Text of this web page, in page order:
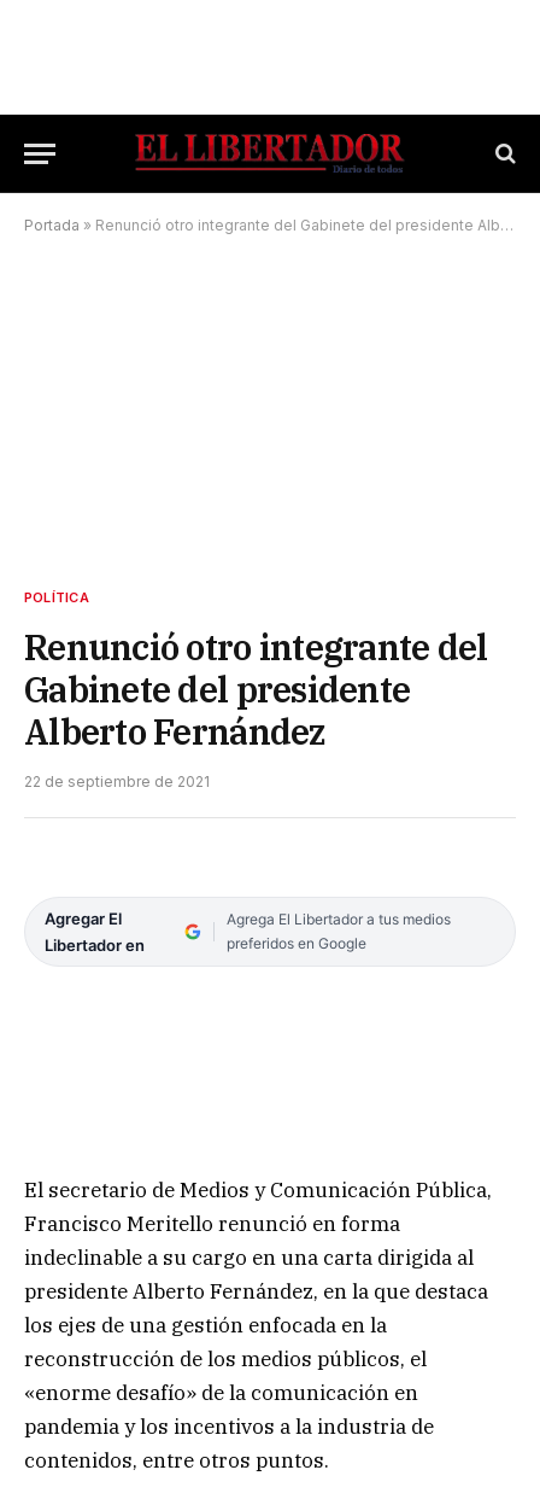
Portada » Renunció otro integrante del Gabinete del presidente Alberto Fernández
POLÍTICA
Renunció otro integrante del
Gabinete del presidente
Alberto Fernández
22 de septiembre de 2021
Agregar El
Libertador en
Agrega El Libertador a tus medios
preferidos en Google
El secretario de Medios y Comunicación Pública,
Francisco Meritello renunció en forma
indeclinable a su cargo en una carta dirigida al
presidente Alberto Fernández, en la que destaca
los ejes de una gestión enfocada en la
reconstrucción de los medios públicos, el
«enorme desafío» de la comunicación en
pandemia y los incentivos a la industria de
contenidos, entre otros puntos.